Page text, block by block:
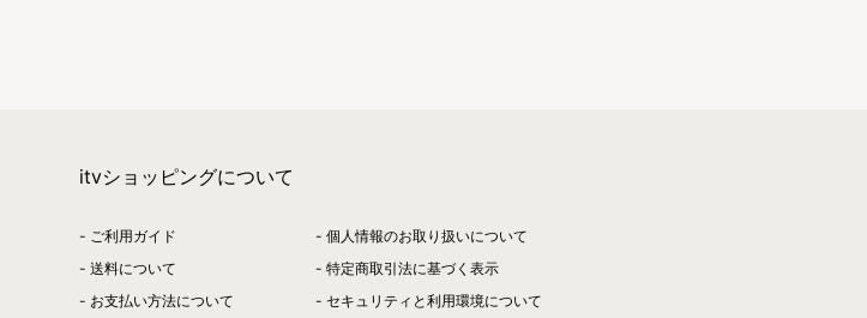
itvショッピングについて
ご利用ガイド
送料について
お支払い方法について
個人情報のお取り扱いについて
特定商取引法に基づく表示
セキュリティと利用環境について